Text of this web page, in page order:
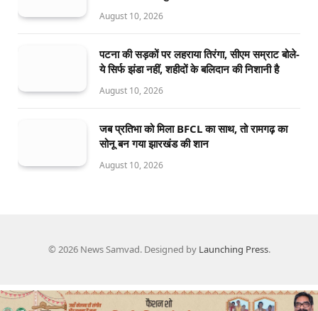
August 10, 2026
पटना की सड़कों पर लहराया तिरंगा, सीएम सम्राट बोले-
ये सिर्फ झंडा नहीं, शहीदों के बलिदान की निशानी है
August 10, 2026
जब प्रतिभा को मिला BFCL का साथ, तो रामगढ़ का
सोनू बन गया झारखंड की शान
August 10, 2026
© 2026 News Samvad. Designed by Launching Press.